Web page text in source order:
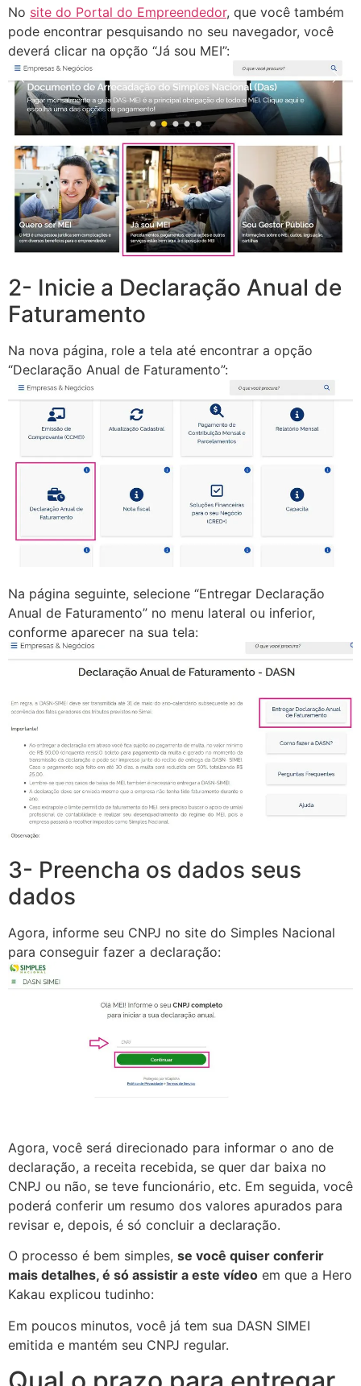
No site do Portal do Empreendedor, que você também
pode encontrar pesquisando no seu navegador, você
deverá clicar na opção “Já sou MEI”:
2- Inicie a Declaração Anual de
Faturamento
Na nova página, role a tela até encontrar a opção
“Declaração Anual de Faturamento”:
Na página seguinte, selecione “Entregar Declaração
Anual de Faturamento” no menu lateral ou inferior,
conforme aparecer na sua tela:
3- Preencha os dados seus
dados
Agora, informe seu CNPJ no site do Simples Nacional
para conseguir fazer a declaração:
Agora, você será direcionado para informar o ano de
declaração, a receita recebida, se quer dar baixa no
CNPJ ou não, se teve funcionário, etc. Em seguida, você
poderá conferir um resumo dos valores apurados para
revisar e, depois, é só concluir a declaração.
O processo é bem simples, se você quiser conferir
mais detalhes, é só assistir a este vídeo em que a Hero
Kakau explicou tudinho:
Em poucos minutos, você já tem sua DASN SIMEI
emitida e mantém seu CNPJ regular.